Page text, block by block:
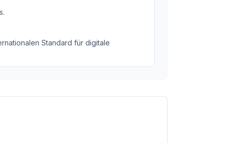
.
Standard für digitale